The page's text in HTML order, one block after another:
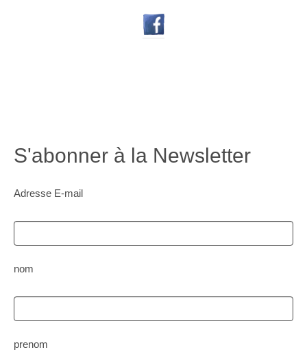
S'abonner à la Newsletter
Adresse E-mail
nom
prenom